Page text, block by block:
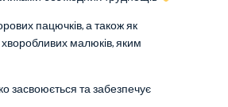
пацючків, а також як
малюків, яким
засвоюється та забезпечує